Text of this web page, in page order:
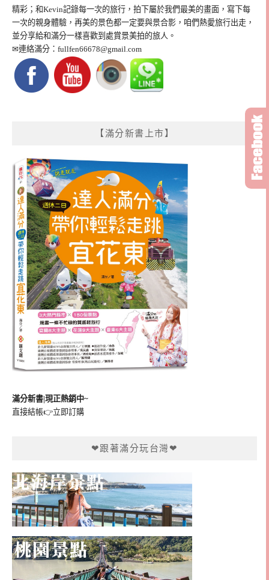
精彩；和Kevin記錄每一次的旅行，拍下屬於我們最美的畫面，寫下每
一次的親身體驗，再美的景色都一定要與景合影，咱們熱愛旅行出走，
並分享給和滿分一樣喜歡到處賞景美拍的旅人。
✉連絡滿分： fullfen66678@gmail.com
【滿分新書上市】
滿分新書|現正熱銷中~
直接結帳👉立即訂購
❤跟著滿分玩台灣❤